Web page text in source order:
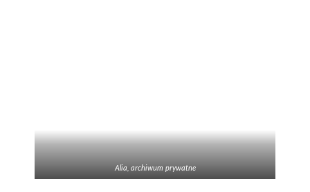
Alia, archiwum prywatne